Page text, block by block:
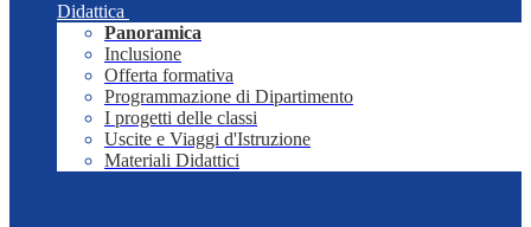
Didattica
Panoramica
Inclusione
Offerta formativa
Programmazione di Dipartimento
I progetti delle classi
Uscite e Viaggi d'Istruzione
Materiali Didattici